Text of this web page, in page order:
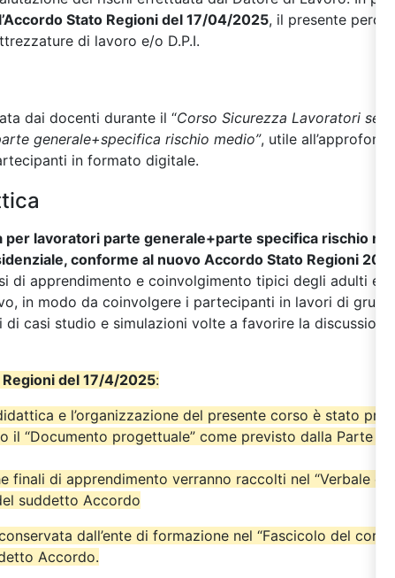
Stato Regioni del 17/04/2025, il presente
di lavoro e/o D.P.I.
dai docenti durante il “Corso Sicurezza Lavoratori
generale+specifica rischio medio”, utile
in formato digitale.
lavoratori parte generale+parte specifica rischio
conforme al nuovo Accordo Stato Regioni 2025
di apprendimento e coinvolgimento tipici degli adulti ed
in modo da coinvolgere i partecipanti in lavori di
di casi studio e simulazioni volte a favorire la
del 17/4/2025:
e l’organizzazione del presente corso è stato
il “Documento progettuale” come previsto dalla Parte IV
finali di apprendimento verranno raccolti nel “Verbale
suddetto Accordo
dall’ente di formazione nel “Fascicolo del
Accordo.